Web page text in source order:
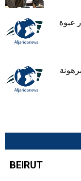
وإصابة 4 بانفجار عبوة
BEIRUT